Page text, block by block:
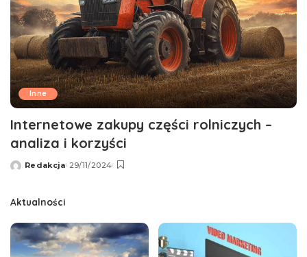
Inne
Internetowe zakupy części rolniczych –
analiza i korzyści
Wysłany
Redakcja 29/11/2024
Aktualności